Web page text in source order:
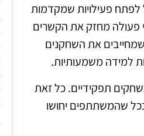
לפתח פעילויות שמקדמות
פעולה מחזק את הקשרים
את השחקנים
למידה משמעותיות.
תפקידיים. כל זאת
שהמשתתפים יחושו